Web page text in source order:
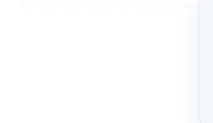
animales sacrificados en aplicación de
Las ayudas tienen como finalidad
central de las zonas rurales, facilitar el